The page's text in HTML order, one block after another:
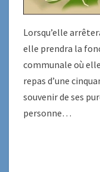
Lorsqu’elle
elle prendra la
communale où
repas d’une
souvenir de ses
personne…